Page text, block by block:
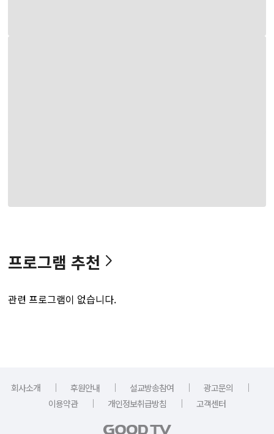
프로그램 추천
관련 프로그램이 없습니다.
회사소개 ｜ 후원안내 ｜ 설교방송참여 ｜ 광고문의
｜
이용약관
｜ 개인정보취급방침 ｜ 고객센터